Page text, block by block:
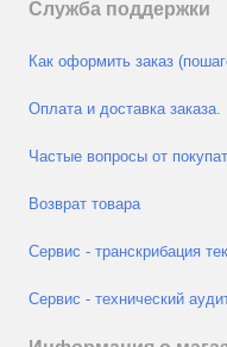
Служба поддержки
Как оформить заказ
Оплата и доставка заказа.
Частые вопросы от
Возврат товара
Сервис - транскрибация
Сервис - технический